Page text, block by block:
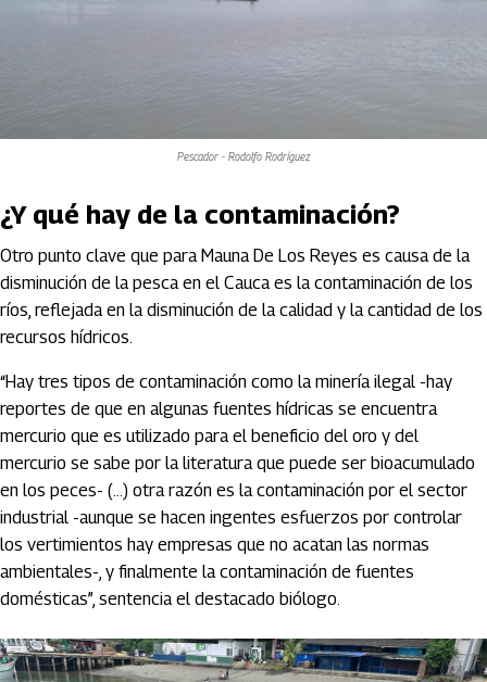
Pescador - Rodolfo Rodríguez
¿Y qué hay de la contaminación?
Otro punto clave que para Mauna De Los Reyes es causa de la
disminución de la pesca en el Cauca es la contaminación de los
ríos, reflejada en la disminución de la calidad y la cantidad de los
recursos hídricos.
“Hay tres tipos de contaminación como la minería ilegal -hay
reportes de que en algunas fuentes hídricas se encuentra
mercurio que es utilizado para el beneficio del oro y del
mercurio se sabe por la literatura que puede ser bioacumulado
en los peces- (…) otra razón es la contaminación por el sector
industrial -aunque se hacen ingentes esfuerzos por controlar
los vertimientos hay empresas que no acatan las normas
ambientales-, y finalmente la contaminación de fuentes
domésticas”, sentencia el destacado biólogo.